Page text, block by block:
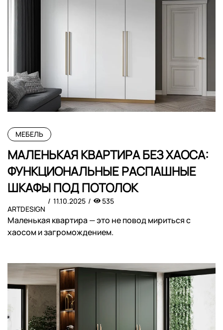
МЕБЕЛЬ
МАЛЕНЬКАЯ КВАРТИРА БЕЗ ХАОСА:
ФУНКЦИОНАЛЬНЫЕ РАСПАШНЫЕ
ШКАФЫ ПОД ПОТОЛОК
ARTDESIGN
11.10.2025 535
Маленькая квартира — это не повод мириться с
хаосом и загромождением.